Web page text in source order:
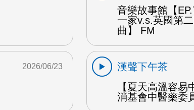
音樂故事館【
一家v.s.英國第
曲】 FM
2026/06/23
漢聲下午茶
【夏天高溫容易
消基會中醫藥委